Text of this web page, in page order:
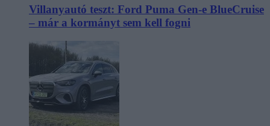
Villanyautó teszt: Ford Puma Gen-e BlueCruise
– már a kormányt sem kell fogni